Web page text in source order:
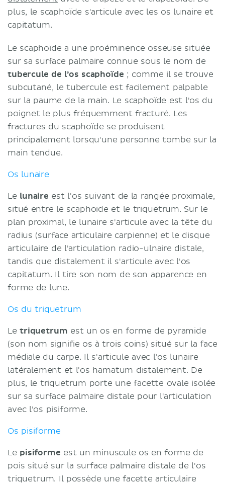
plus, le scaphoïde s'articule avec les os lunaire et
capitatum.
Le scaphoïde a une proéminence osseuse située
sur sa surface palmaire connue sous le nom de
tubercule de l’os scaphoïde ; comme il se trouve
subcutané, le tubercule est facilement palpable
sur la paume de la main. Le scaphoïde est l'os du
poignet le plus fréquemment fracturé. Les
fractures du scaphoïde se produisent
principalement lorsqu'une personne tombe sur la
main tendue.
Os lunaire
Le lunaire est l'os suivant de la rangée proximale,
situé entre le scaphoïde et le triquetrum. Sur le
plan proximal, le lunaire s'articule avec la tête du
radius (surface articulaire carpienne) et le disque
articulaire de l'articulation radio-ulnaire distale,
tandis que distalement il s'articule avec l'os
capitatum. Il tire son nom de son apparence en
forme de lune.
Os du triquetrum
Letriquetrum est un os en forme de pyramide
(son nom signifie os à trois coins) situé sur la face
médiale du carpe. Il s'articule avec l'os lunaire
latéralement et l'os hamatum distalement. De
plus, le triquetrum porte une facette ovale isolée
sur sa surface palmaire distale pour l'articulation
avec l'os pisiforme.
Os pisiforme
Le pisiforme est un minuscule os en forme de
pois situé sur la surface palmaire distale de l'os
triquetrum. Il possède une facette articulaire